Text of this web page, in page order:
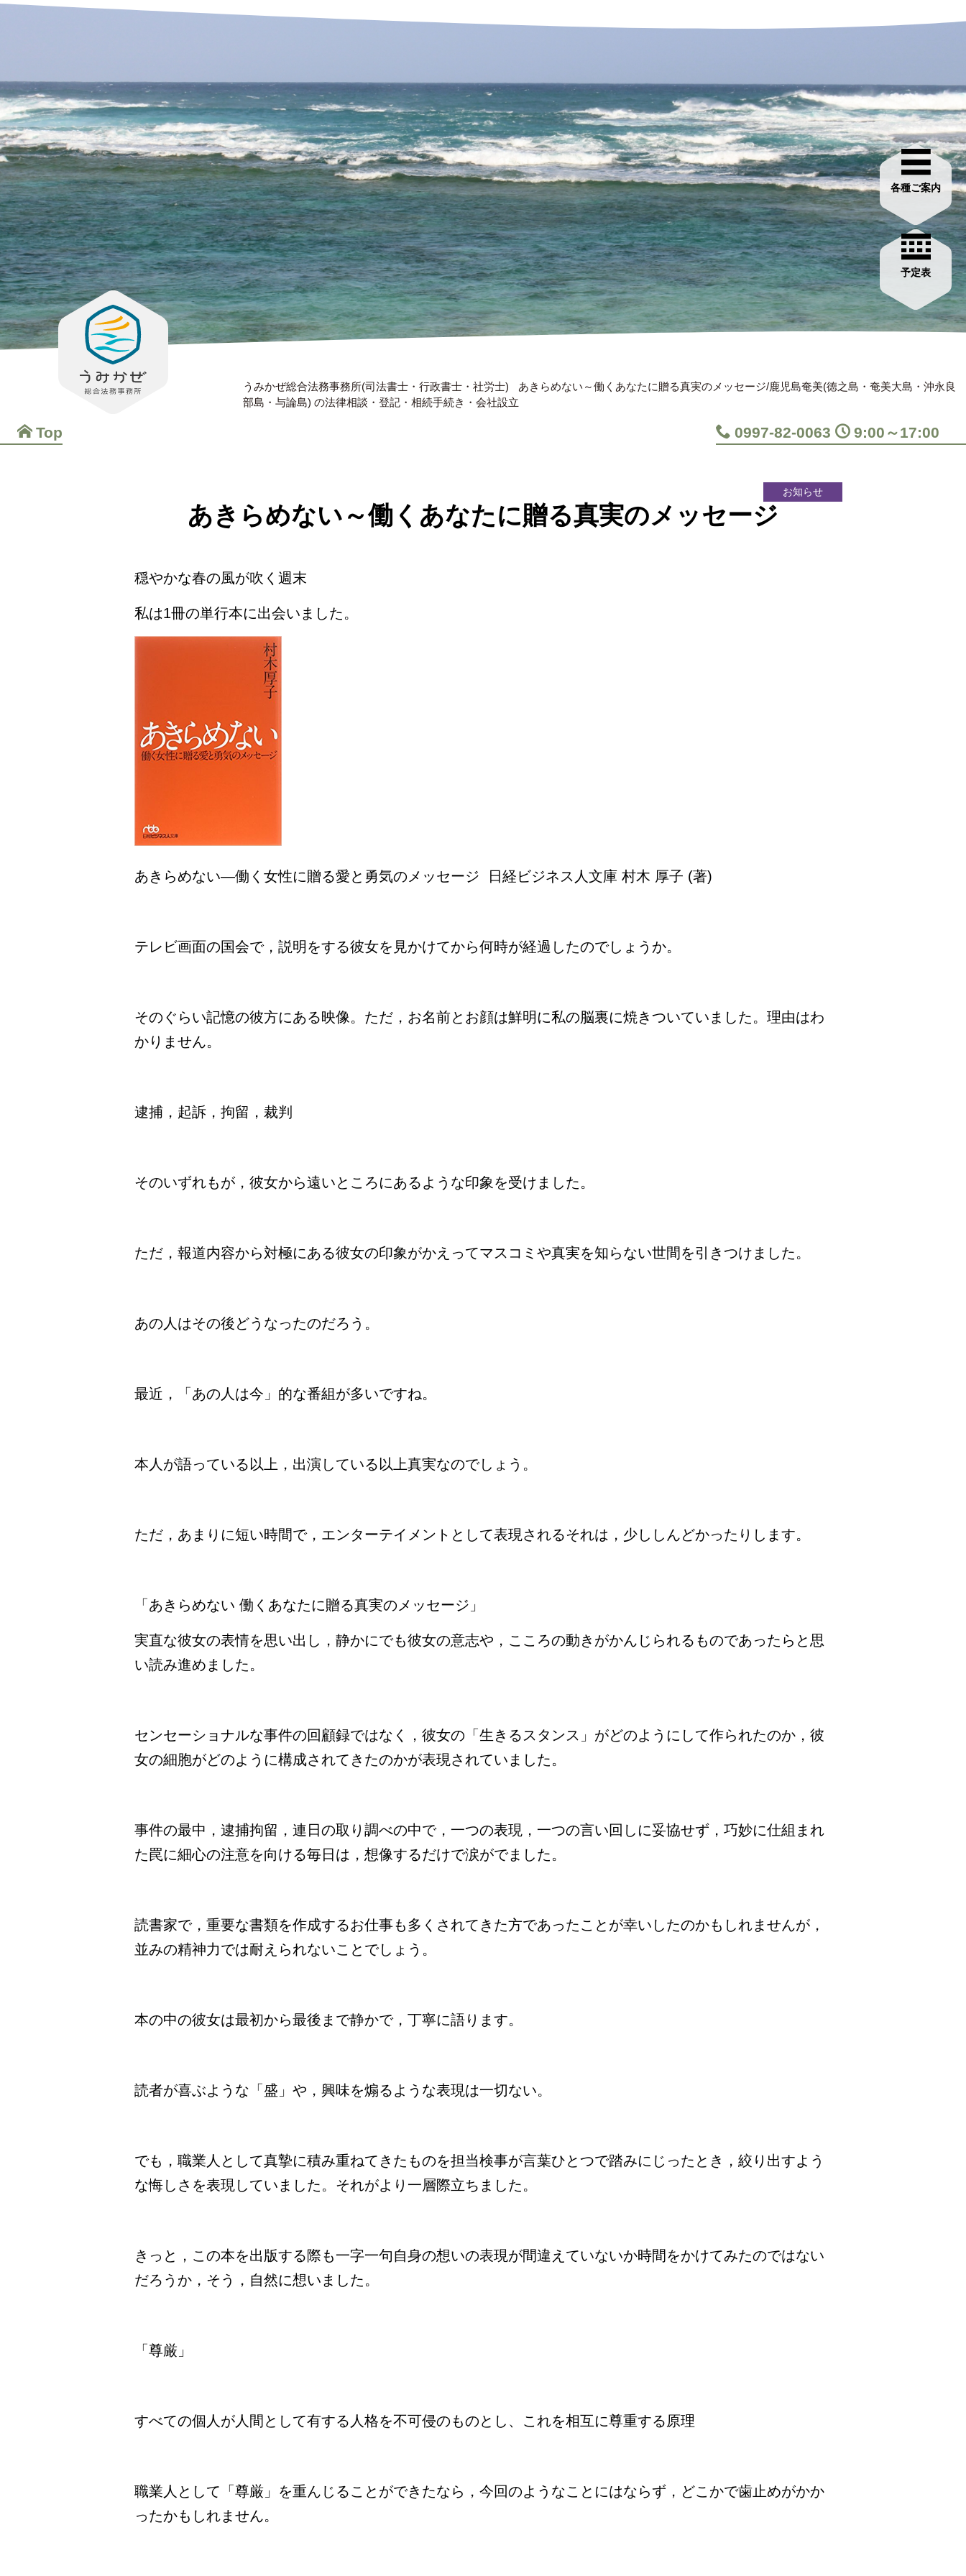
Top 0997-82-0063 9:00～17:00
各種ご案内
予定表
うみかぜ総合法務事務所(司法書士・行政書士・社労士)
あきらめない～働くあなたに贈る真実のメッセージ/鹿児島奄美(徳之島・奄美大島・沖永良
部島・与論島) の法律相談・登記・相続手続き・会社設立
あきらめない～働くあなたに贈る真実のメッセージ
お知らせ
穏やかな春の風が吹く週末
私は1冊の単行本に出会いました。
あきらめない―働く女性に贈る愛と勇気のメッセージ 日経ビジネス人文庫 村木 厚子 (著)
テレビ画面の国会で，説明をする彼女を見かけてから何時が経過したのでしょうか。
そのぐらい記憶の彼方にある映像。ただ，お名前とお顔は鮮明に私の脳裏に焼きついていました。理由はわ
かりません。
逮捕，起訴，拘留，裁判
そのいずれもが，彼女から遠いところにあるような印象を受けました。
ただ，報道内容から対極にある彼女の印象がかえってマスコミや真実を知らない世間を引きつけました。
あの人はその後どうなったのだろう。
最近，「あの人は今」的な番組が多いですね。
本人が語っている以上，出演している以上真実なのでしょう。
ただ，あまりに短い時間で，エンターテイメントとして表現されるそれは，少ししんどかったりします。
「あきらめない 働くあなたに贈る真実のメッセージ」
実直な彼女の表情を思い出し，静かにでも彼女の意志や，こころの動きがかんじられるものであったらと思
い読み進めました。
センセーショナルな事件の回顧録ではなく，彼女の「生きるスタンス」がどのようにして作られたのか，彼
女の細胞がどのように構成されてきたのかが表現されていました。
事件の最中，逮捕拘留，連日の取り調べの中で，一つの表現，一つの言い回しに妥協せず，巧妙に仕組まれ
た罠に細心の注意を向ける毎日は，想像するだけで涙がでました。
読書家で，重要な書類を作成するお仕事も多くされてきた方であったことが幸いしたのかもしれませんが，
並みの精神力では耐えられないことでしょう。
本の中の彼女は最初から最後まで静かで，丁寧に語ります。
読者が喜ぶような「盛」や，興味を煽るような表現は一切ない。
でも，職業人として真摯に積み重ねてきたものを担当検事が言葉ひとつで踏みにじったとき，絞り出すよう
な悔しさを表現していました。それがより一層際立ちました。
きっと，この本を出版する際も一字一句自身の想いの表現が間違えていないか時間をかけてみたのではない
だろうか，そう，自然に想いました。
「尊厳」
すべての個人が人間として有する人格を不可侵のものとし、これを相互に尊重する原理
職業人として「尊厳」を重んじることができたなら，今回のようなことにはならず，どこかで歯止めがかか
ったかもしれません。